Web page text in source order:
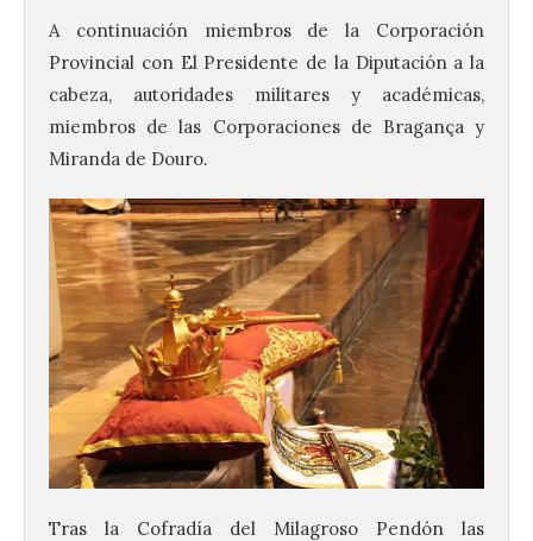
A continuación miembros de la Corporación
Provincial con El Presidente de la Diputación a la
cabeza, autoridades militares y académicas,
miembros de las Corporaciones de Bragança y
Miranda de Douro.
Tras la Cofradía del Milagroso Pendón las